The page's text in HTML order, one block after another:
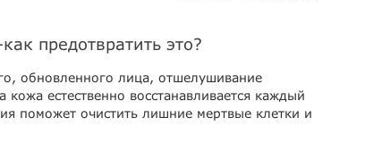
предотвратить это?
обновленного лица, отшелушивание
естественно восстанавливается каждый
поможет очистить лишние мертвые клетки и